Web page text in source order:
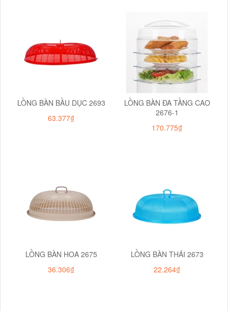
LỒNG BÀN BẦU DỤC 2693
63.377₫
LỒNG BÀN ĐA TẦNG CAO
2676-1
170.775₫
LỒNG BÀN HOA 2675
36.306₫
LỒNG BÀN THÁI 2673
22.264₫